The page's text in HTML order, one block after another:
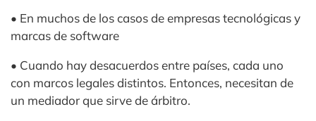
• En muchos de los casos de empresas tecnológicas y
marcas de software
• Cuando hay desacuerdos entre países, cada uno
con marcos legales distintos. Entonces, necesitan de
un mediador que sirve de árbitro.